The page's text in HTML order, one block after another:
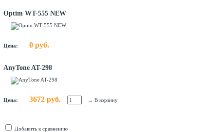
Optim WT-555 NEW
Цена: 0 руб.
AnyTone AT-298
Цена: 3672 руб. → В корзину
Добавить к сравнению